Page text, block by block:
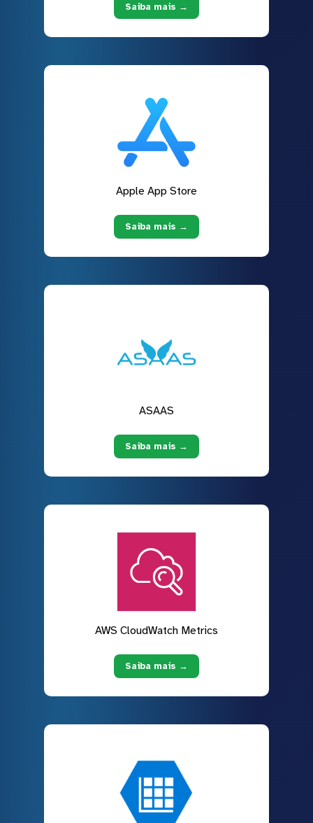
Saiba mais →
Apple App Store
Saiba mais →
ASAAS
Saiba mais →
AWS CloudWatch Metrics
Saiba mais →